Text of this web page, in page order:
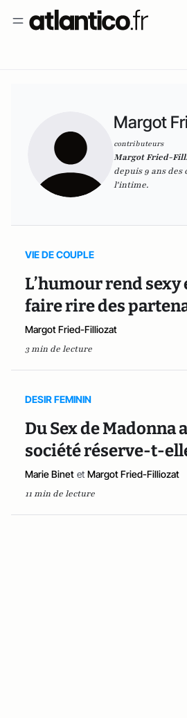
Margot
contributeurs
Margot Fried-
depuis 9 ans
l'intime.
VIE DE COUPLE
L’humour rend sexy
faire rire des
Margot Fried-Filliozat
3 min de lecture
DESIR FEMININ
Du Sex de Madonna
société réserve-t-
Marie Binet et Margot Fried-Filliozat
11 min de lecture